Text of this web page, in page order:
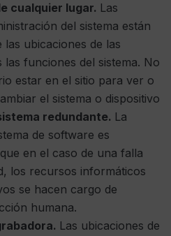
cualquier lugar. Las
del sistema están
las ubicaciones de las
las funciones del sistema. No
estar en el sitio para ver o
el sistema o dispositivo
redundante. La
de software es
en el caso de una falla
los recursos informáticos
se hacen cargo de
humana.
Las ubicaciones de